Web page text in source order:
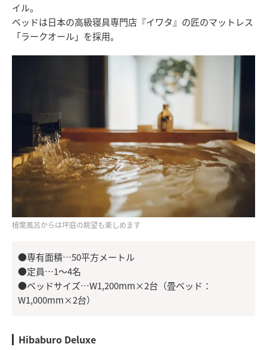
イル。
ベッドは日本の高級寝具専門店『イワタ』の匠のマットレス
「ラークオール」を採用。
檜葉風呂からは坪庭の眺望も楽しめます
●専有面積…50平方メートル
●定員…1～4名
●ベッドサイズ…W1,200mm×2台（畳ベッド：
W1,000mm×2台）
Hibaburo Deluxe